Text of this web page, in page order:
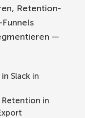
Retention-
—
Slack in
Retention in